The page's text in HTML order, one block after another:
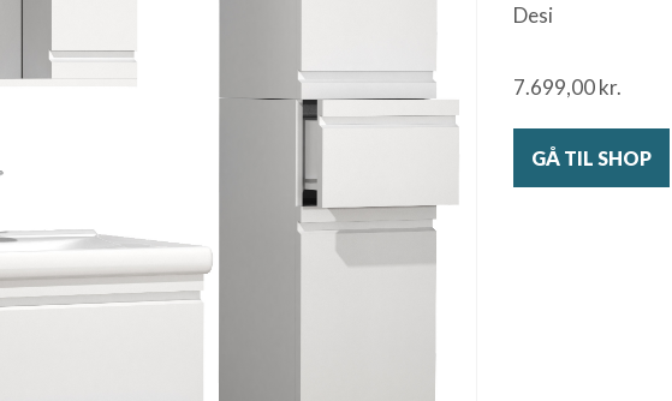
Desi
7.699,00kr.
GÅ TIL SHOP